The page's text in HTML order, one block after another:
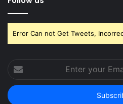
Error Can not Get Tweets,
your
Email
address